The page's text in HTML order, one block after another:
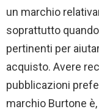
un marchio
soprattutto
pertinenti per
acquisto. Avere
pubblicazioni
marchio Burtone